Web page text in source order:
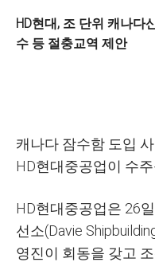
HD현대, 조 단위 캐나다
수 등 절충교역 제안
캐나다 잠수함 도입
HD현대중공업이 수
HD현대중공업은 26
선소(Davie
영진이 회동을 갖고